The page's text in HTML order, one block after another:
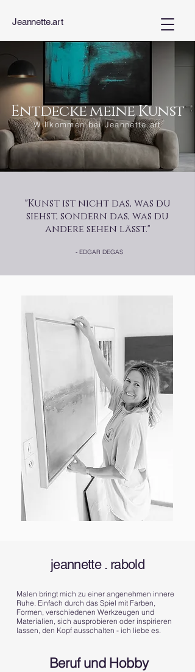
Jeannette.art
Entdecke meine Kunst
Willkommen bei Jeannette.art
"Kunst ist nicht das, was du
siehst, sondern das, was du
andere sehen lässt."
- EDGAR DEGAS
jeannette . rabold
Malen bringt mich zu einer angenehmen innere
Ruhe. Einfach durch das Spiel mit Farben,
Formen, verschiedenen Werkzeugen und
Materialien, sich ausprobieren oder inspirieren
lassen, den Kopf ausschalten - ich liebe es.
Beruf und Hobby